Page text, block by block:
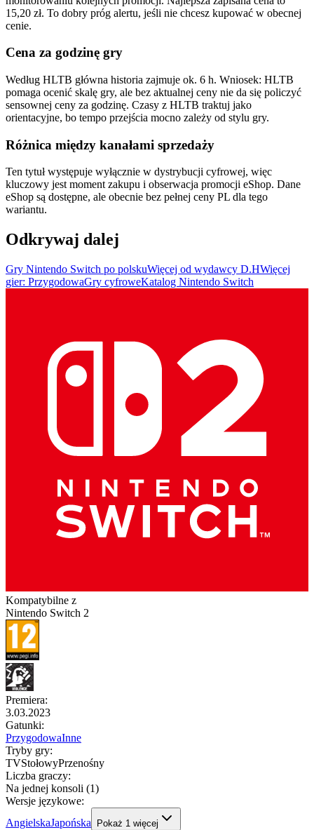
15,20 zł. To dobry próg alertu, jeśli nie chcesz kupować w obecnej
cenie.
Cena za godzinę gry
Według HLTB główna historia zajmuje ok. 6 h. Wniosek: HLTB
pomaga ocenić skalę gry, ale bez aktualnej ceny nie da się policzyć
sensownej ceny za godzinę. Czasy z HLTB traktuj jako
orientacyjne, bo tempo przejścia mocno zależy od stylu gry.
Różnica między kanałami sprzedaży
Ten tytuł występuje wyłącznie w dystrybucji cyfrowej, więc
kluczowy jest moment zakupu i obserwacja promocji eShop. Dane
eShop są dostępne, ale obecnie bez pełnej ceny PL dla tego
wariantu.
Odkrywaj dalej
Gry Nintendo Switch po polskuWięcej od wydawcy D.HWięcej
gier: PrzygodowaGry cyfroweKatalog Nintendo Switch
Kompatybilne z
Nintendo Switch 2
Premiera:
3.03.2023
Gatunki:
PrzygodowaInne
Tryby gry:
TVStołowyPrzenośny
Liczba graczy:
Na jednej konsoli (1)
Wersje językowe:
AngielskaJapońska Pokaż 1 więcej